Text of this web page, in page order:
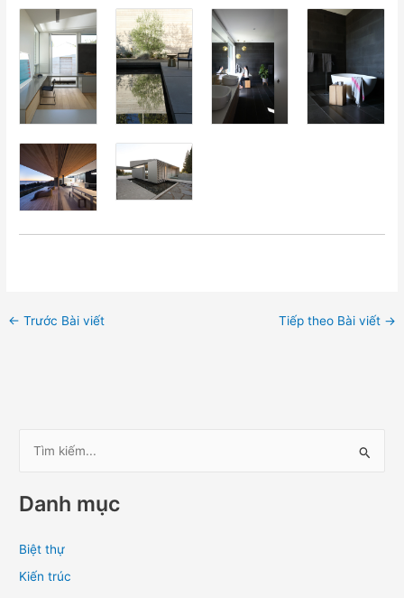
← Trước Bài viết Tiếp theo Bài viết →
m
i
ế
Danh mục
Biệt thự
Kiến trúc